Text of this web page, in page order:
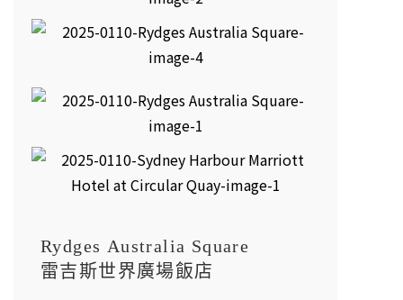
Rydges Australia Square
雷吉斯世界廣場飯店